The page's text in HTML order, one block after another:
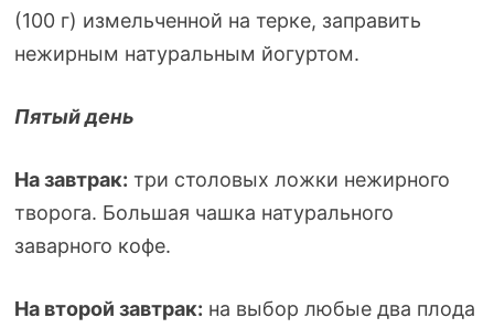
(100 г) измельченной на терке, заправить
нежирным натуральным йогуртом.
Пятый день
На завтрак: три столовых ложки нежирного
творога. Большая чашка натурального
заварного кофе.
На второй завтрак: на выбор любые два плода